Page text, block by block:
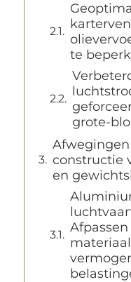
te
grote-
constructie
en
Afpassen